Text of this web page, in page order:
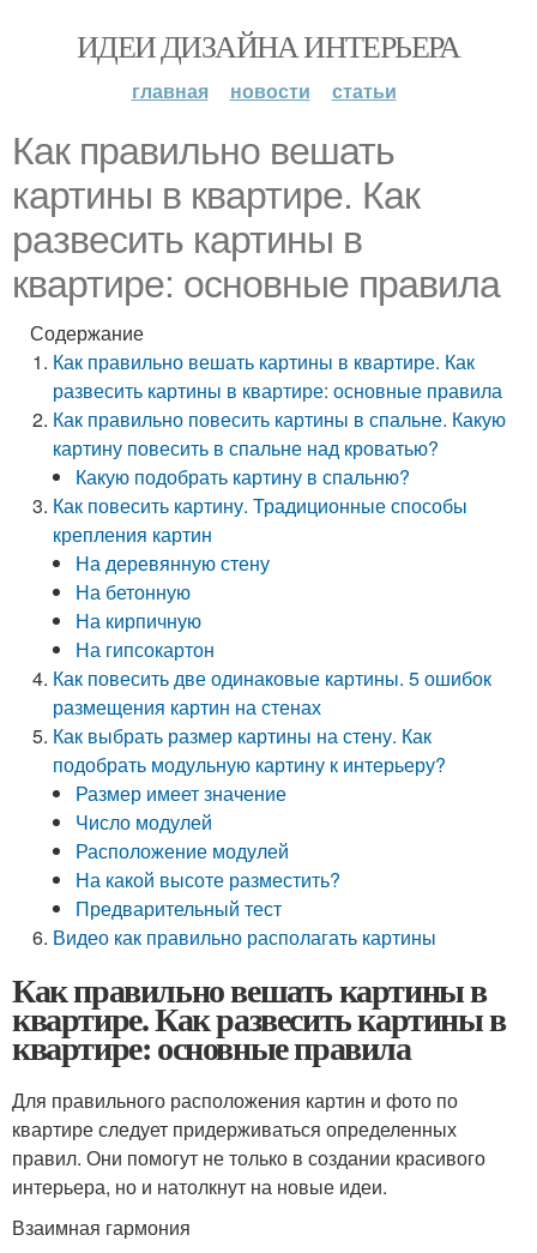
ИДЕИ ДИЗАЙНА ИНТЕРЬЕРА
главная новости статьи
Как правильно вешать
картины в квартире. Как
развесить картины в
квартире: основные правила
Содержание
Как правильно вешать картины в квартире. Как
развесить картины в квартире: основные правила
Как правильно повесить картины в спальне. Какую
картину повесить в спальне над кроватью?
Какую подобрать картину в спальню?
Как повесить картину. Традиционные способы
крепления картин
На деревянную стену
На бетонную
На кирпичную
На гипсокартон
Как повесить две одинаковые картины. 5 ошибок
размещения картин на стенах
Как выбрать размер картины на стену. Как
подобрать модульную картину к интерьеру?
Размер имеет значение
Число модулей
Расположение модулей
На какой высоте разместить?
Предварительный тест
Видео как правильно располагать картины
Как правильно вешать картины в
квартире. Как развесить картины в
квартире: основные правила
Для правильного расположения картин и фото по
квартире следует придерживаться определенных
правил. Они помогут не только в создании красивого
интерьера, но и натолкнут на новые идеи.
Взаимная гармония